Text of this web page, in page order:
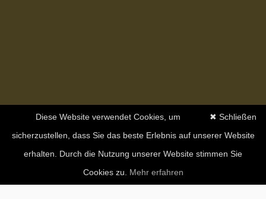
✖ Schließen
Diese Website verwendet Cookies, um
sicherzustellen, dass Sie das beste Erlebnis auf unserer Website
erhalten. Durch die Nutzung unserer Website stimmen Sie
Cookies zu. Mehr erfahren